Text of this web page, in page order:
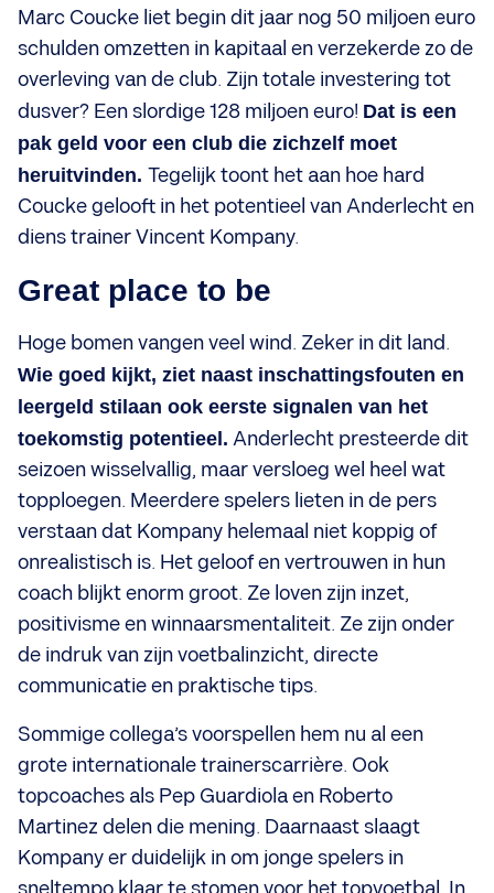
Marc Coucke liet begin dit jaar nog 50 miljoen euro
schulden omzetten in kapitaal en verzekerde zo de
overleving van de club. Zijn totale investering tot
dusver? Een slordige 128 miljoen euro! Dat is een
pak geld voor een club die zichzelf moet
heruitvinden. Tegelijk toont het aan hoe hard
Coucke gelooft in het potentieel van Anderlecht en
diens trainer Vincent Kompany.
Great place to be
Hoge bomen vangen veel wind. Zeker in dit land.
Wie goed kijkt, ziet naast inschattingsfouten en
leergeld stilaan ook eerste signalen van het
toekomstig potentieel. Anderlecht presteerde dit
seizoen wisselvallig, maar versloeg wel heel wat
topploegen. Meerdere spelers lieten in de pers
verstaan dat Kompany helemaal niet koppig of
onrealistisch is. Het geloof en vertrouwen in hun
coach blijkt enorm groot. Ze loven zijn inzet,
positivisme en winnaarsmentaliteit. Ze zijn onder
de indruk van zijn voetbalinzicht, directe
communicatie en praktische tips.
Sommige collega’s voorspellen hem nu al een
grote internationale trainerscarrière. Ook
topcoaches als Pep Guardiola en Roberto
Martinez delen die mening. Daarnaast slaagt
Kompany er duidelijk in om jonge spelers in